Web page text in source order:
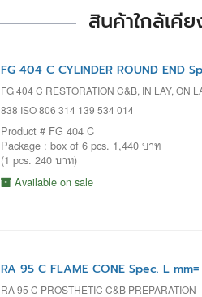
สินค้าใกล้เคี
FG 404 C CYLINDER ROUND END
FG 404 C RESTORATION C&B, IN LAY, ON
838 ISO 806 314 139 534 014
Product # FG 404 C
Package : box of 6 pcs. 1,440 บาท
(1 pcs. 240 บาท)
Available on sale
RA 95 C FLAME CONE Spec. L
RA 95 C PROSTHETIC C&B PREPARATION